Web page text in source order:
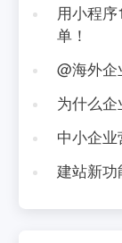
用小程
单！
@海外企
为什么企
中小企
建站新功